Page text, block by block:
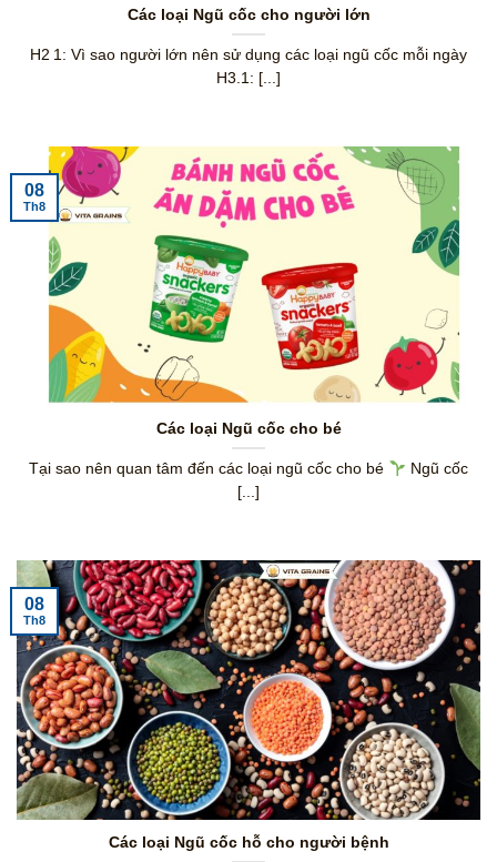
Các loại Ngũ cốc cho người lớn
H2 1: Vì sao người lớn nên sử dụng các loại ngũ cốc mỗi ngày
H3.1: [...]
Các loại Ngũ cốc cho bé
Tại sao nên quan tâm đến các loại ngũ cốc cho bé
Ngũ cốc
[...]
08
Th8
Các loại Ngũ cốc hỗ cho người bệnh
08
Th8